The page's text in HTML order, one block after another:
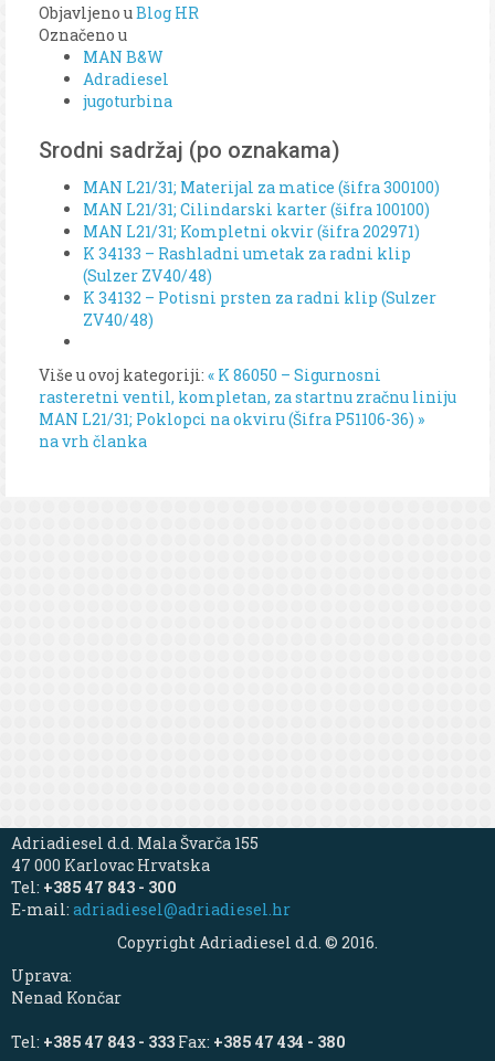
Objavljeno uBlog HR
Označeno u
MAN B&W
Adradiesel
jugoturbina
Srodni sadržaj (po oznakama)
MAN L21/31; Materijal za matice (šifra 300100)
MAN L21/31; Cilindarski karter (šifra 100100)
MAN L21/31; Kompletni okvir (šifra 202971)
K 34133 – Rashladni umetak za radni klip
(Sulzer ZV40/48)
K 34132 – Potisni prsten za radni klip (Sulzer
ZV40/48)
Više u ovoj kategoriji: « K 86050 – Sigurnosni
rasteretni ventil, kompletan, za startnu zračnu liniju
MAN L21/31; Poklopci na okviru (Šifra P51106-36) »
na vrh članka
Adriadiesel d.d. Mala Švarča 155
47 000 Karlovac Hrvatska
Tel: +385 47 843 - 300
E-mail: adriadiesel@adriadiesel.hr
Copyright Adriadiesel d.d. © 2016.
Uprava:
Nenad Končar
Tel: +385 47 843 - 333 Fax: +385 47 434 - 380